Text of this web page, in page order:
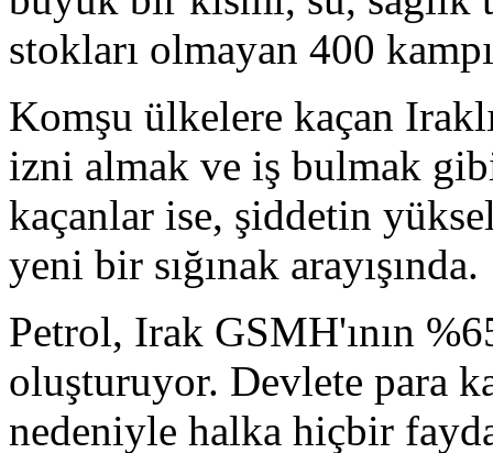
stokları olmayan 400
Komşu ülkelere kaçan
izni almak ve iş bulmak
kaçanlar ise, şiddetin
yeni bir sığınak arayışında.
Petrol, Irak GSMH'ının
oluşturuyor. Devlete para
nedeniyle halka hiçbir